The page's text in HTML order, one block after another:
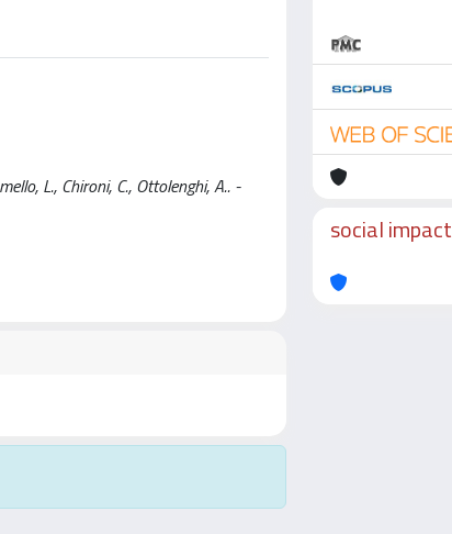
L., Chironi, C., Ottolenghi, A.. -
social impact